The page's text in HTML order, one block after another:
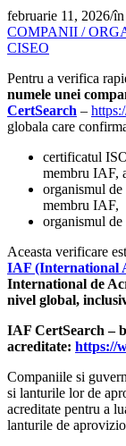
februarie 11, 2026/în
COMPANII /
CISEO
Pentru a verifica
numele unei
CertSearch –
globala care
certificatul
membru IAF,
organismul de
membru IAF,
organismul de
Aceasta verificare
IAF (International
International de
nivel global,
IAF CertSearch –
acreditate: https://
Companiile si
si lanturile lor de
acreditate pentru a
lanturile de